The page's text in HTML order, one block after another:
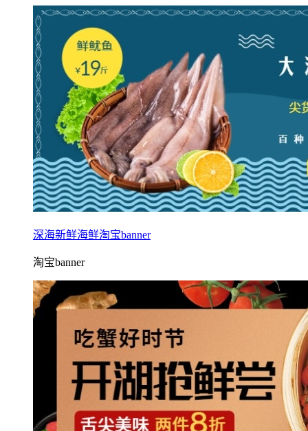
深海新鲜海鲜淘宝banner
淘宝banner